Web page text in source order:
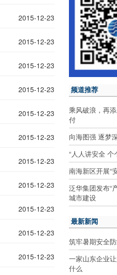
2015-12-23
2015-12-23
2015-12-23
2015-12-23
2015-12-23
2015-12-23
2015-12-23
2015-12-23
2015-12-23
2015-12-23
2015-12-23
频道推荐
乘风破浪，再
付
向海图强 逐梦
“人人讲安全
南海新区开展“
泛华集团发布“
城市建设
最新新闻
筑牢暑期安全
一家山东企业
什么